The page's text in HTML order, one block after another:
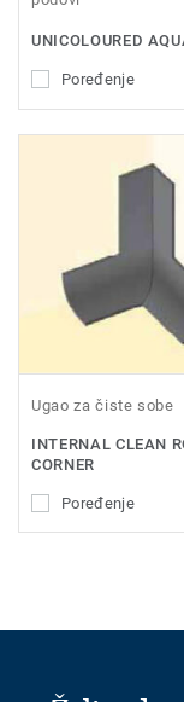
UNICOLOURED
Poređenje
Ugao za čiste sobe
INTERNAL CLEAN
CORNER
Poređenje